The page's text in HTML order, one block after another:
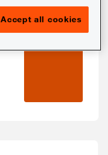
Accept all cookies